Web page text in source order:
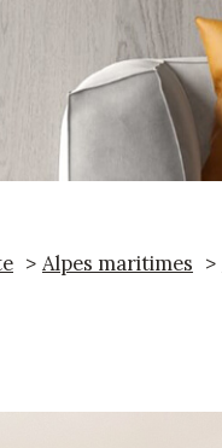
Alpes maritimes